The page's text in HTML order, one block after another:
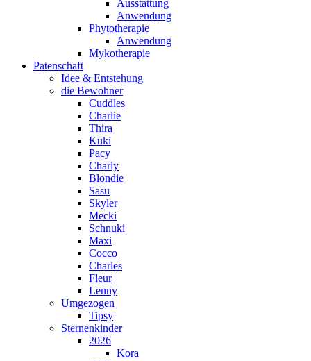
Ausstattung
Anwendung
Phytotherapie
Anwendung
Mykotherapie
Patenschaft
Idee & Entstehung
die Bewohner
Cuddles
Charlie
Thira
Kuki
Pacy
Charly
Blondie
Sasu
Skyler
Mecki
Schnuki
Maxi
Cocco
Charles
Fleur
Lenny
Umgezogen
Tipsy
Sternenkinder
2026
Kora